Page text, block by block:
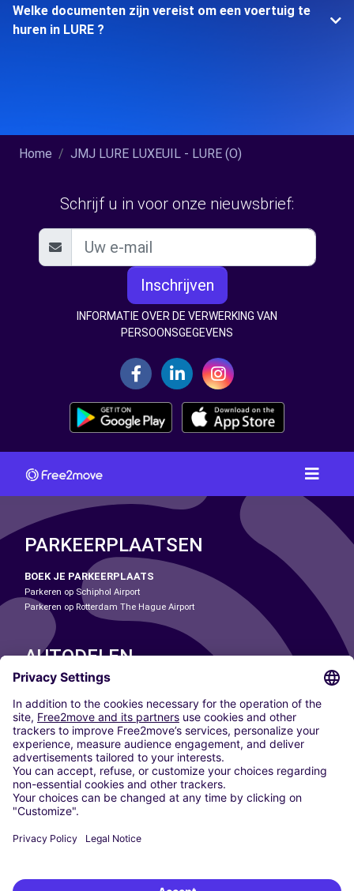
Welke documenten zijn vereist om een voertuig te
huren in LURE ?
Home JMJ LURE LUXEUIL - LURE (O)
Schrijf u in voor onze nieuwsbrief:
Inschrijven
INFORMATIE OVER DE VERWERKING VAN
PERSOONSGEGEVENS
PARKEERPLAATSEN
BOEK JE PARKEERPLAATS
Parkeren op Schiphol Airport
Parkeren op Rotterdam The Hague Airport
AUTODELEN
ONZE STEDEN
Paris
Madrid
Washington DC
Milaan
Rome
Turijn
Wenen
Berlijn
Düsseldorf